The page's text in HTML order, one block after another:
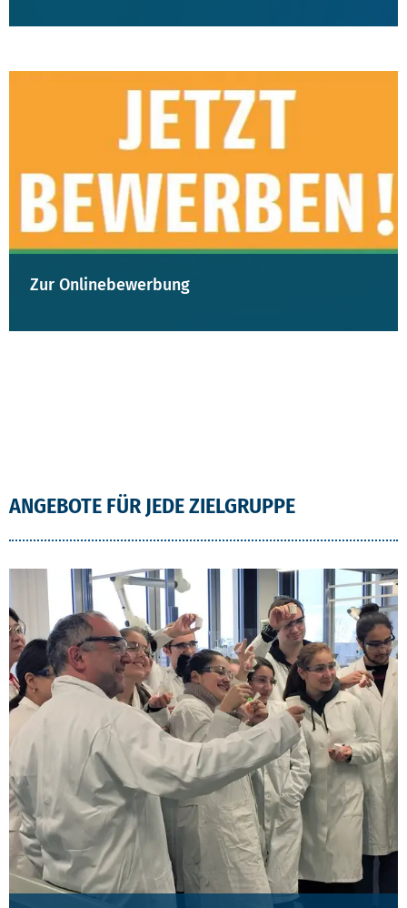
Zur Onlinebewerbung
ANGEBOTE FÜR JEDE ZIELGRUPPE
ANGEBOTE 2